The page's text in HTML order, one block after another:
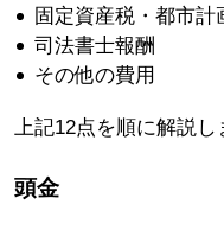
固定資産税・都市計
司法書士報酬
その他の費用
上記12点を順に解説し
頭金